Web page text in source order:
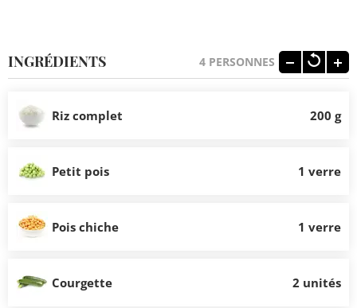
INGRÉDIENTS 4 PERSONNES
Riz complet 200 g
Petit pois 1 verre
Pois chiche 1 verre
Courgette 2 unités